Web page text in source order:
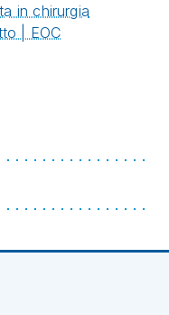
in chirurgia
| EOC